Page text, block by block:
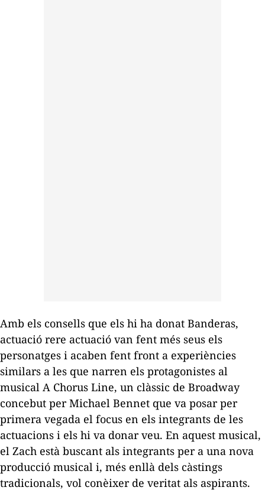
Amb els consells que els hi ha donat Banderas,
actuació rere actuació van fent més seus els
personatges i acaben fent front a experiències
similars a les que narren els protagonistes al
musical A Chorus Line, un clàssic de Broadway
concebut per Michael Bennet que va posar per
primera vegada el focus en els integrants de les
actuacions i els hi va donar veu. En aquest musical,
el Zach està buscant als integrants per a una nova
producció musical i, més enllà dels càstings
tradicionals, vol conèixer de veritat als aspirants.